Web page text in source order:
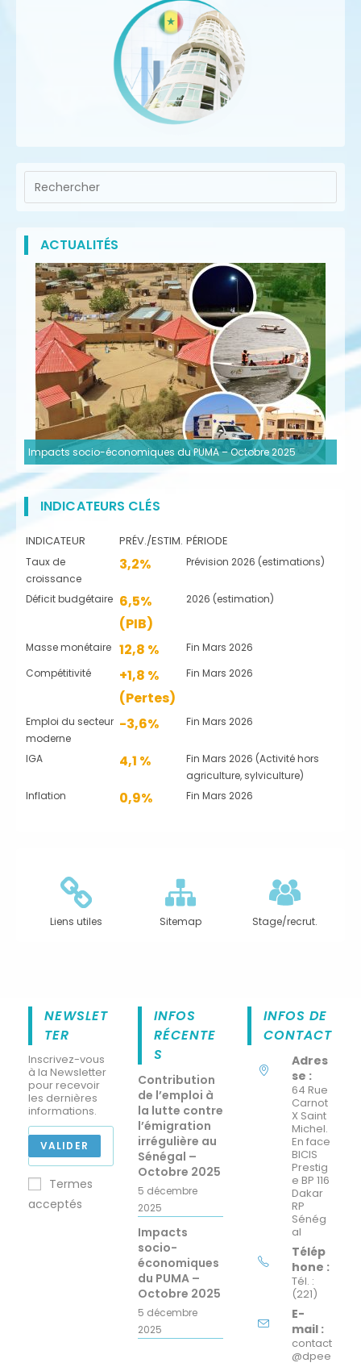
ACTUALITÉS
Impacts socio-économiques du PUMA – Octobre 2025
INDICATEURS CLÉS
INDICATEUR PRÉV./ESTIM. PÉRIODE
Taux de
croissance
3,2% Prévision 2026 (estimations)
Déficit budgétaire 6,5%
(PIB)
2026 (estimation)
Masse monétaire 12,8 %
Fin Mars 2026
Compétitivité
+1,8 %
(Pertes)
Fin Mars 2026
Emploi du secteur
moderne
-3,6% Fin Mars 2026
IGA 4,1 %
Fin Mars 2026 (Activité hors
agriculture, sylviculture)
Inflation
0,9% Fin Mars 2026
Liens utiles Sitemap Stage/recrut.
NEWSLET
TER
Inscrivez-vous
à la Newsletter
pour recevoir
les dernières
informations.
VALIDER
Termes
acceptés
INFOS
RÉCENTE
S
Contribution
de l’emploi à
la lutte contre
l’émigration
irrégulière au
Sénégal –
Octobre 2025
5 décembre
2025
Impacts
socio-
économiques
du PUMA –
Octobre 2025
5 décembre
2025
INFOS DE
CONTACT
Adres
se :
64 Rue
Carnot
X Saint
Michel.
En face
BICIS
Prestig
e BP 116
Dakar
RP
Sénég
al
Télép
hone :
Tél. :
(221)
E-
mail :
contact
@dpee